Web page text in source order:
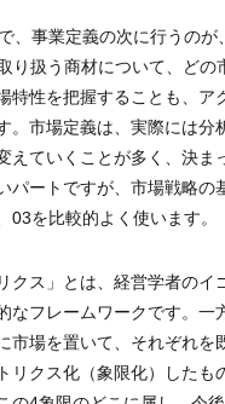
、事業定義の次に行うのが
り扱う商材について、どの
特性を把握することも、ア
。市場定義は、実際には分
えていくことが多く、決ま
パートですが、市場戦略の
03を比較的よく使います。
クス」とは、経営学者のイ
なフレームワークです。一
市場を置いて、それぞれを
リクス化（象限化）したも